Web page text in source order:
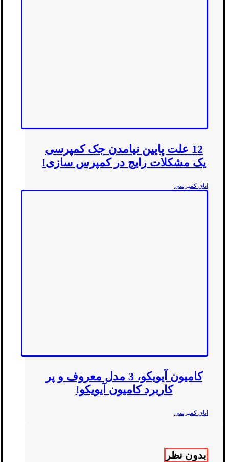
12 علت پایین نیامدن جک کمپرسی
یک مشکلات رایج در کمپرس سازی!
اتاق کمپرسی
کامیون آیویکو، 3 مدل معروف و پر
کاربرد کامیون آیویکو!
اتاق کمپرسی
بدون نظر